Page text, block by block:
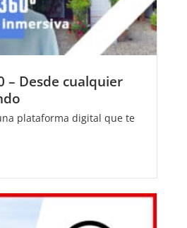
– Desde cualquier
plataforma digital que te